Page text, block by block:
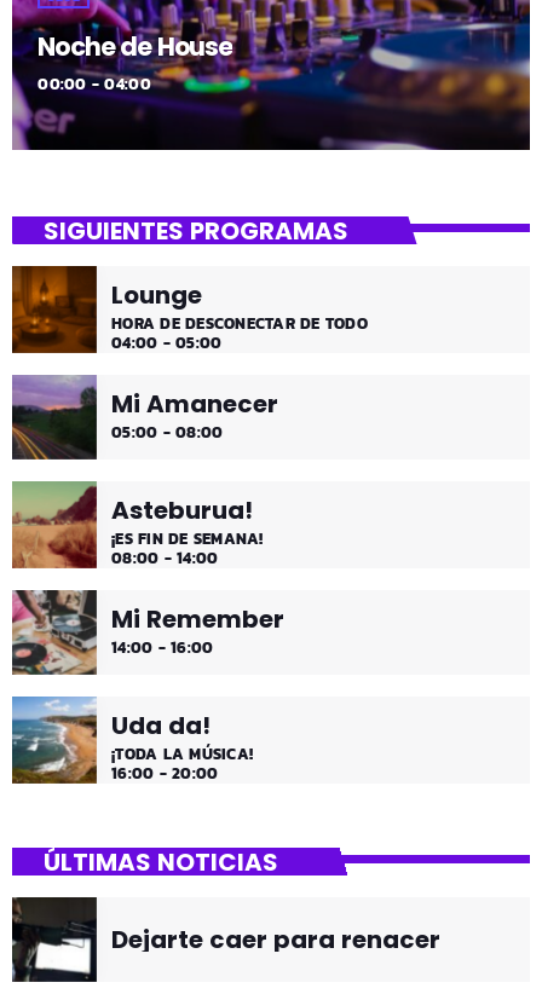
Noche de House
00:00 - 04:00
SIGUIENTES PROGRAMAS
Lounge
HORA DE DESCONECTAR DE TODO
04:00 - 05:00
Mi Amanecer
05:00 - 08:00
Asteburua!
¡ES FIN DE SEMANA!
08:00 - 14:00
Mi Remember
14:00 - 16:00
Uda da!
¡TODA LA MÚSICA!
16:00 - 20:00
ÚLTIMAS NOTICIAS
Dejarte caer para renacer